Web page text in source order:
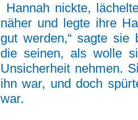
Hannah nickte,
näher und legte ihre
gut werden,“ sagte sie
die seinen, als wolle
Unsicherheit nehmen.
ihn war, und doch
war.